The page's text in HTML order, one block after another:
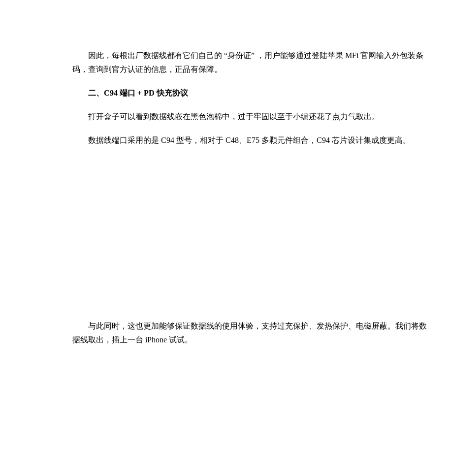
因此，每根出厂数据线都有它们自己的 “身份证” ，用户能够通过登陆苹果 MFi 官网输入外包装条
码，查询到官方认证的信息，正品有保障。
二、C94 端口 + PD 快充协议
打开盒子可以看到数据线嵌在黑色泡棉中，过于牢固以至于小编还花了点力气取出。
数据线端口采用的是 C94 型号，相对于 C48、E75 多颗元件组合，C94 芯片设计集成度更高。
与此同时，这也更加能够保证数据线的使用体验，支持过充保护、发热保护、电磁屏蔽。我们将数
据线取出，插上一台 iPhone 试试。